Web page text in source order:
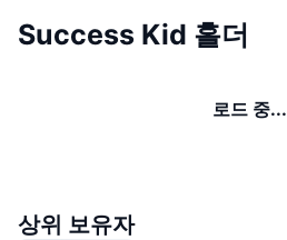
Success Kid 홀더
로드 중...
상위 보유자